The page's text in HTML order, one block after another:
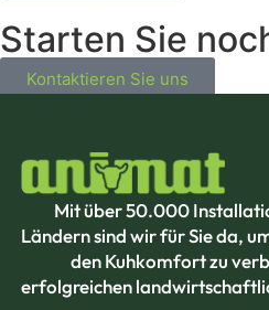
Starten Sie
Kontaktieren Sie uns
Mit über 50.000
Ländern sind wir für Sie da,
den Kuhkomfort zu
erfolgreichen